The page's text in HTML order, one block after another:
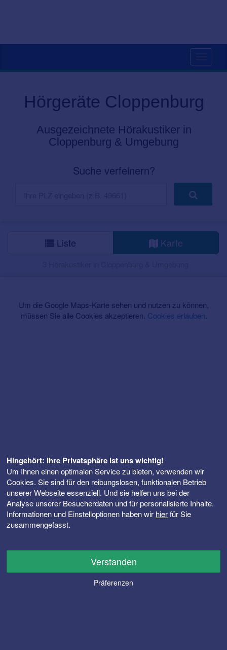
Hörgeräte Cloppenburg
Ausgezeichnete Hörakustiker in
Cloppenburg & Umgebung
Suche verfeinern?
Liste Karte
Um die Google Maps-Karte sehen und nutzen zu können,
müssen Sie alle Cookies akzeptieren. Cookies erlauben.
Hingehört: Ihre Privatsphäre ist uns wichtig!
Um Ihnen einen optimalen Service zu bieten, verwenden wir
Cookies. Sie sind für den reibungslosen, funktionalen Betrieb
unserer Webseite essenziell. Und sie helfen uns bei der
Analyse unserer Besucherdaten und für personalisierte Inhalte.
Informationen und Einstelloptionen haben wir hierfür Sie
zusammengefasst.
Verstanden
Präferenzen